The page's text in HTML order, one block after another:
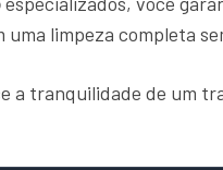
limpeza completa
a tranquilidade de um